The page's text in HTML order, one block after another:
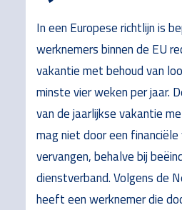
In een Europese richtlijn is
werknemers binnen de EU
vakantie met behoud van
minste vier weken per jaar.
van de jaarlijkse vakantie
mag niet door een
vervangen, behalve bij
dienstverband. Volgens de
heeft een werknemer die